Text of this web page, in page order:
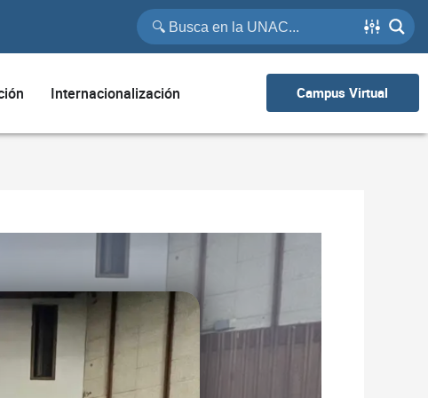
Internacionalización Campus Virtual